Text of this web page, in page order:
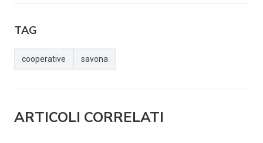
TAG
cooperative savona
ARTICOLI CORRELATI